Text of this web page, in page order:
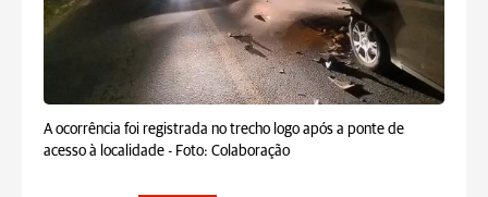
A ocorrência foi registrada no trecho logo após a ponte de
acesso à localidade - Foto: Colaboração